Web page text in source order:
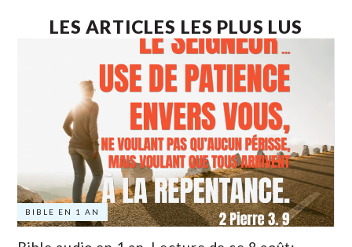
LES ARTICLES LES PLUS LUS
BIBLE EN 1 AN